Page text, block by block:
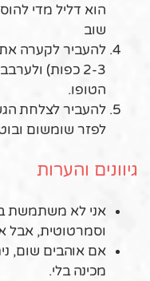
הוא דליל מדי
שוב
להעביר לקערה
2-3 כפות)
הטופו.
להעביר לצלחת
לפזר שומשום
גיוונים והערות
אני לא משתמשת
וסמרטוטית, אבל
אם אוהבים שום,
מכינה בלי.